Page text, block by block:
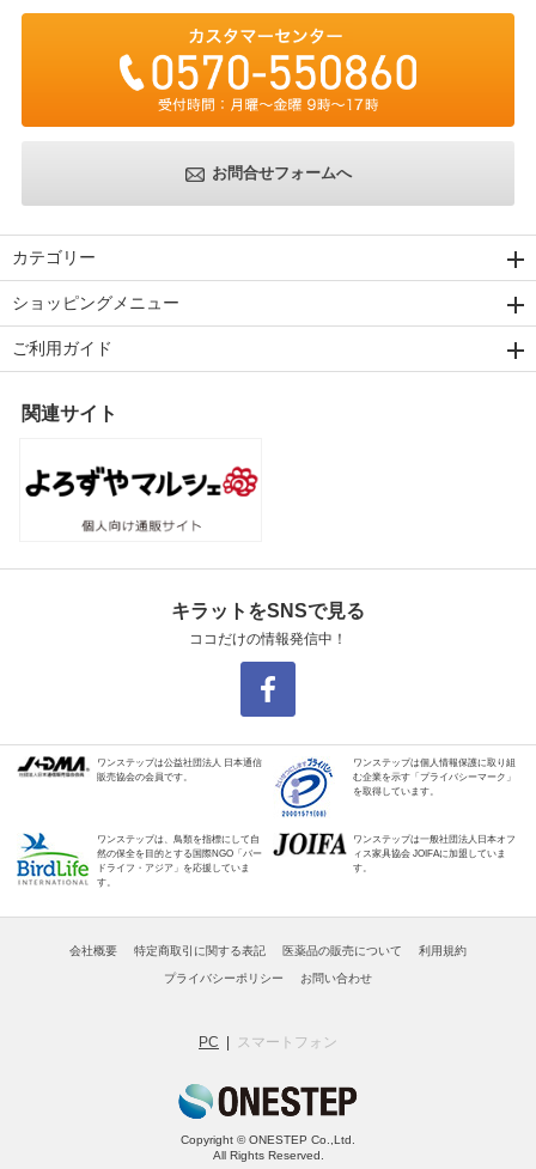
お問合せフォームへ
カテゴリー
ショッピングメニュー
ご利用ガイド
関連サイト
キラットをSNSで見る
ココだけの情報発信中！
ワンステップは公益社団法人 日本通信
販売協会の会員です。
ワンステップは個人情報保護に取り組
む企業を示す「プライバシーマーク」
を取得しています。
ワンステップは、鳥類を指標にして自
然の保全を目的とする国際NGO「バー
ドライフ・アジア」を応援していま
す。
ワンステップは一般社団法人日本オフ
ィス家具協会 JOIFAに加盟していま
す。
会社概要 特定商取引に関する表記 医薬品の販売について 利用規約
プライバシーポリシー お問い合わせ
PC スマートフォン
Copyright © ONESTEP Co.,Ltd.
All Rights Reserved.